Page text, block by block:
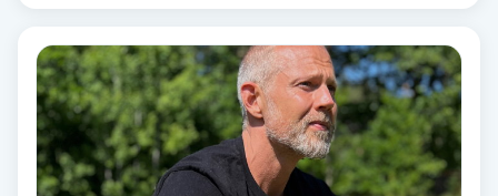
Paraffinbehandling
Pedikyr